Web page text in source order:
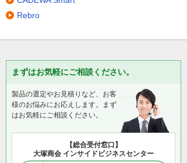
Rebro
まずはお気軽にご相談ください。
製品の選定やお見積りなど、お客
様のお悩みにお応えします。まず
はお気軽にご相談ください。
【総合受付窓口】
大塚商会 インサイドビジネスセンター